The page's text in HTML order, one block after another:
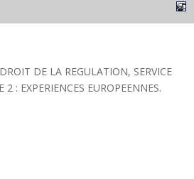
DE LA REGULATION, SERVICE
: EXPERIENCES EUROPEENNES.